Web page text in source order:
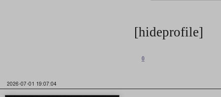
[hideprofile]
0
2026-07-01 19:07:04